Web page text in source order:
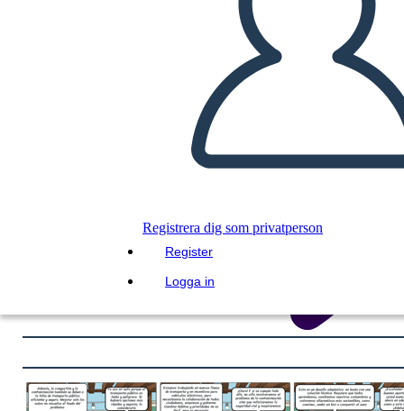
Registrera dig som privatperson
Register
Logga in